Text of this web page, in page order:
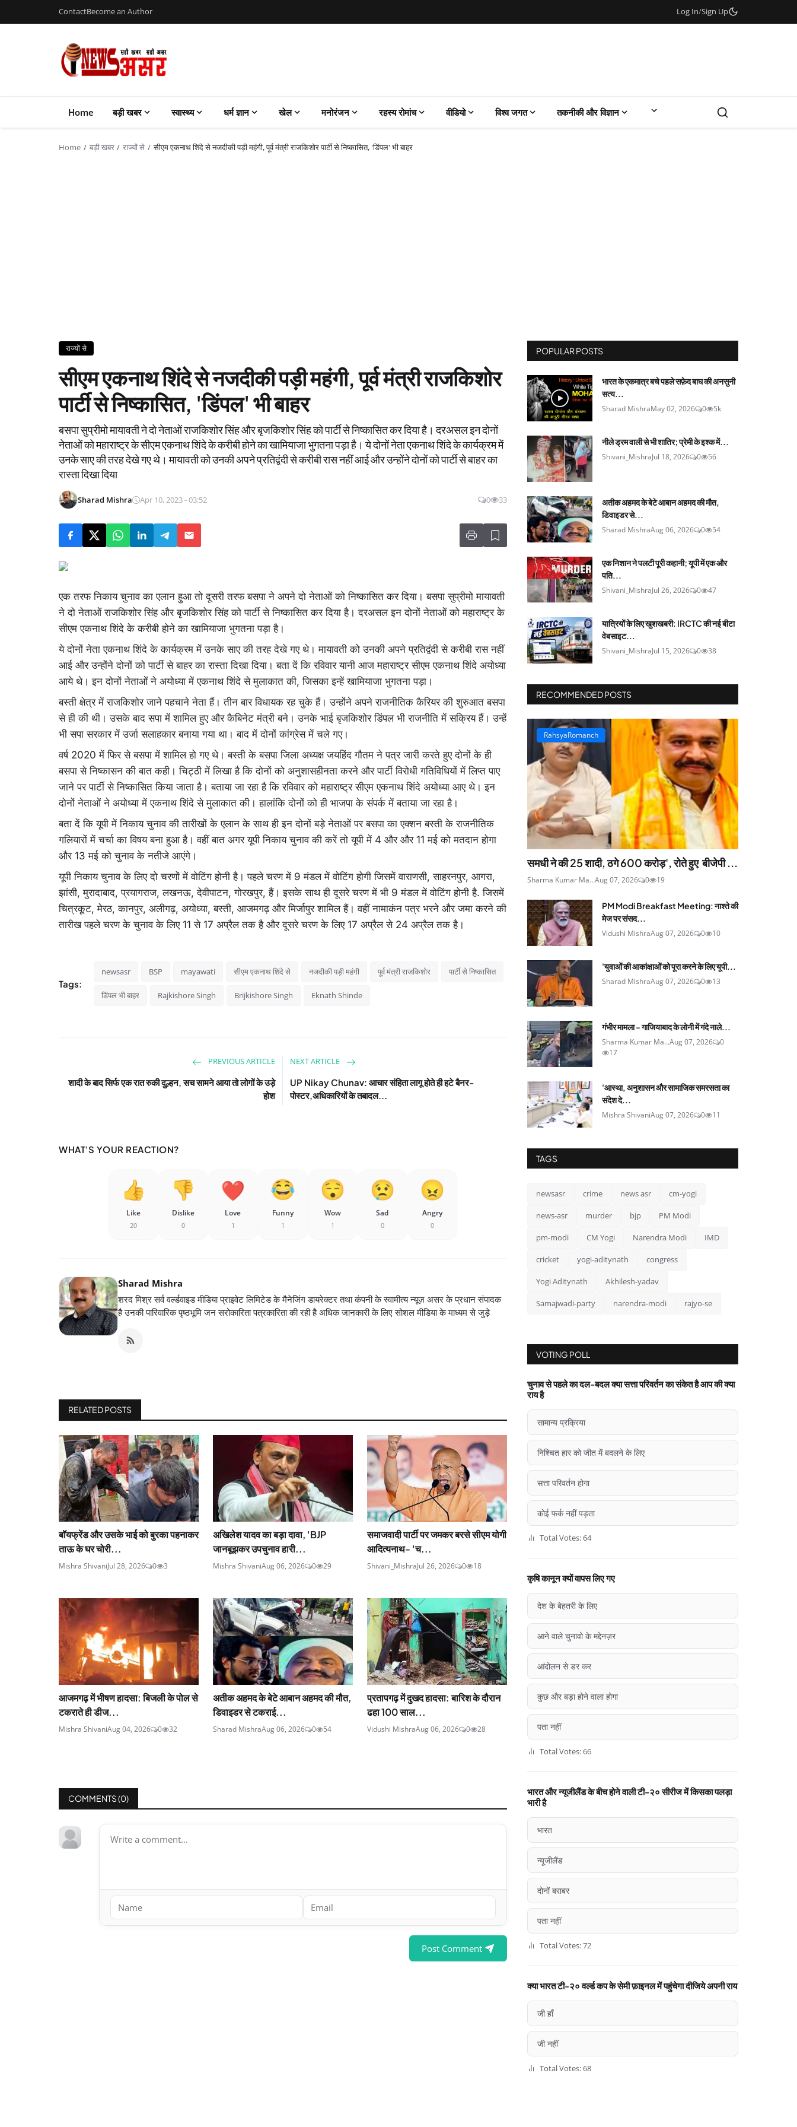
ContactBecome an Author Log In/Sign Up
Home बड़ी खबर स्वास्थ्य धर्म ज्ञान खेल मनोरंजन रहस्य रोमांच वीडियो विश्व जगत तकनीकी और विज्ञान
Home बड़ी खबर राज्यों से सीएम एकनाथ शिंदे से नजदीकी पड़ी महंगी, पूर्व मंत्री राजकिशोर पार्टी से निष्कासित, 'डिंपल' भी बाहर
राज्यों से
सीएम एकनाथ शिंदे से नजदीकी पड़ी महंगी, पूर्व मंत्री राजकिशोर
पार्टी से निष्कासित, 'डिंपल' भी बाहर
बसपा सुप्रीमो मायावती ने दो नेताओं राजकिशोर सिंह और बृजकिशोर सिंह को पार्टी से निष्कासित कर दिया है। दरअसल इन दोनों
नेताओं को महाराष्ट्र के सीएम एकनाथ शिंदे के करीबी होने का खामियाजा भुगतना पड़ा है। ये दोनों नेता एकनाथ शिंदे के कार्यक्रम में
उनके साए की तरह देखे गए थे। मायावती को उनकी अपने प्रतिद्वंदी से करीबी रास नहीं आई और उन्होंने दोनों को पार्टी से बाहर का
रास्ता दिखा दिया
Sharad Mishra Apr 10, 2023 - 03:52 0 33
एक तरफ निकाय चुनाव का एलान हुआ तो दूसरी तरफ बसपा ने अपने दो नेताओं को निष्कासित कर दिया। बसपा सुप्रीमो मायावती
ने दो नेताओं राजकिशोर सिंह और बृजकिशोर सिंह को पार्टी से निष्कासित कर दिया है। दरअसल इन दोनों नेताओं को महाराष्ट्र के
सीएम एकनाथ शिंदे के करीबी होने का खामियाजा भुगतना पड़ा है।
ये दोनों नेता एकनाथ शिंदे के कार्यक्रम में उनके साए की तरह देखे गए थे। मायावती को उनकी अपने प्रतिद्वंदी से करीबी रास नहीं
आई और उन्होंने दोनों को पार्टी से बाहर का रास्ता दिखा दिया। बता दें कि रविवार यानी आज महाराष्ट्र सीएम एकनाथ शिंदे अयोध्या
आये थे। इन दोनों नेताओं ने अयोध्या में एकनाथ शिंदे से मुलाकात की, जिसका इन्हें खामियाजा भुगतना पड़ा।
बस्ती क्षेत्र में राजकिशोर जाने पहचाने नेता हैं। तीन बार विधायक रह चुके हैं। उन्होंने अपने राजनीतिक कैरियर की शुरुआत बसपा
से ही की थी। उसके बाद सपा में शामिल हुए और कैबिनेट मंत्री बने। उनके भाई बृजकिशोर डिंपल भी राजनीति में सक्रिय हैं। उन्हें
भी सपा सरकार में उर्जा सलाहकार बनाया गया था। बाद में दोनों कांग्रेस में चले गए।
वर्ष 2020 में फिर से बसपा में शामिल हो गए थे। बस्ती के बसपा जिला अध्यक्ष जयहिंद गौतम ने पत्र जारी करते हुए दोनों के ही
बसपा से निष्कासन की बात कही। चिट्ठी में लिखा है कि दोनों को अनुशासहीनता करने और पार्टी विरोधी गतिविधियों में लिप्त पाए
जाने पर पार्टी से निष्कासित किया जाता है। बताया जा रहा है कि रविवार को महाराष्ट्र सीएम एकनाथ शिंदे अयोध्या आए थे। इन
दोनों नेताओं ने अयोध्या में एकनाथ शिंदे से मुलाकात की। हालांकि दोनों को ही भाजपा के संपर्क में बताया जा रहा है।
बता दें कि यूपी में निकाय चुनाव की तारीखों के एलान के साथ ही इन दोनों बड़े नेताओं पर बसपा का एक्शन बस्ती के राजनीतिक
गलियारों में चर्चा का विषय बना हुआ है। वहीं बात अगर यूपी निकाय चुनाव की करें तो यूपी में 4 और और 11 मई को मतदान होगा
और 13 मई को चुनाव के नतीजे आएंगे।
यूपी निकाय चुनाव के लिए दो चरणों में वोटिंग होनी है। पहले चरण में 9 मंडल में वोटिंग होगी जिसमें वाराणसी, साहरनपुर, आगरा,
झांसी, मुरादाबाद, प्रयागराज, लखनऊ, देवीपाटन, गोरखपुर, हैं। इसके साथ ही दूसरे चरण में भी 9 मंडल में वोटिंग होनी है. जिसमें
चित्रकूट, मेरठ, कानपुर, अलीगढ़, अयोध्या, बस्ती, आजमगढ़ और मिर्जापुर शामिल हैं। वहीं नामाकंन पत्र भरने और जमा करने की
तारीख पहले चरण के चुनाव के लिए 11 से 17 अप्रैल तक है और दूसरे चरण के लिए 17 अप्रैल से 24 अप्रैल तक है।
Tags:
newsasr BSP mayawati सीएम एकनाथ शिंदे से नजदीकी पड़ी महंगी पूर्व मंत्री राजकिशोर पार्टी से निष्कासित
डिंपल भी बाहर Rajkishore Singh Brijkishore Singh Eknath Shinde
PREVIOUS ARTICLE
शादी के बाद सिर्फ एक रात रुकी दुल्हन, सच सामने आया तो लोगों के उड़े
होश
NEXT ARTICLE
UP Nikay Chunav: आचार संहिता लागू होते ही हटे बैनर-
पोस्टर,अधिकारियों के तबादल...
WHAT'S YOUR REACTION?
Like
20
Dislike
0
Love
1
Funny
1
Wow
1
Sad
0
Angry
0
Sharad Mishra
शरद मिश्र सर्व वर्ल्डवाइड मीडिया प्राइवेट लिमिटेड के मैनेजिंग डायरेक्टर तथा कंपनी के स्वामीत्य न्यूज़ असर के प्रधान संपादक
है उनकी पारिवारिक पृष्ठभूमि जन सरोकारिता पत्रकारिता की रही है अधिक जानकारी के लिए सोशल मीडिया के माध्यम से जुड़े
RELATED POSTS
बॉयफ्रेंड और उसके भाई को बुरका पहनाकर
ताऊ के घर चोरी...
Mishra ShivaniJul 28, 2026 0 3
अखिलेश यादव का बड़ा दावा, 'BJP
जानबूझकर उपचुनाव हारी...
Mishra ShivaniAug 06, 2026 0 29
समाजवादी पार्टी पर जमकर बरसे सीएम योगी
आदित्यनाथ- 'च...
Shivani_MishraJul 26, 2026 0 18
आजमगढ़ में भीषण हादसा: बिजली के पोल से
टकराते ही डीज...
Mishra ShivaniAug 04, 2026 0 32
अतीक अहमद के बेटे आबान अहमद की मौत,
डिवाइडर से टकराई...
Sharad MishraAug 06, 2026 0 54
प्रतापगढ़ में दुखद हादसा: बारिश के दौरान
ढहा 100 साल...
Vidushi MishraAug 06, 2026 0 28
COMMENTS (0)
Post Comment
POPULAR POSTS
भारत के एकमात्र बचे पहले सफ़ेद बाघ की अनसुनी
सत्य...
Sharad MishraMay 02, 2026 0 5k
नीले ड्रम वाली से भी शातिर; प्रेमी के इश्‍क में...
Shivani_MishraJul 18, 2026 0 56
अतीक अहमद के बेटे आबान अहमद की मौत,
डिवाइडर से...
Sharad MishraAug 06, 2026 0 54
एक निशान ने पलटी पूरी कहानी; यूपी में एक और
पति...
Shivani_MishraJul 26, 2026 0 47
यात्रियों के लिए खुशखबरी: IRCTC की नई बीटा
वेबसाइट...
Shivani_MishraJul 15, 2026 0 38
RECOMMENDED POSTS
RahsyaRomanch
समधी ने की 25 शादी, ठगे 600 करोड़', रोते हुए बीजेपी ...
Sharma Kumar Ma...Aug 07, 2026 0 19
PM Modi Breakfast Meeting: नाश्ते की
मेज पर संसद...
Vidushi MishraAug 07, 2026 0 10
'युवाओं की आकांक्षाओं को पूरा करने के लिए यूपी...
Sharad MishraAug 07, 2026 0 13
गंभीर मामला - गाजियाबाद के लोनी में गंदे नाले...
Sharma Kumar Ma...Aug 07, 2026
0
17
'आस्था, अनुशासन और सामाजिक समरसता का
संदेश दे...
Mishra ShivaniAug 07, 2026 0 11
TAGS
newsasr crime news asr cm-yogi
news-asr murder bjp PM Modi
pm-modi CM Yogi Narendra Modi IMD
cricket yogi-aditynath congress
Yogi Aditynath Akhilesh-yadav
Samajwadi-party narendra-modi rajyo-se
VOTING POLL
चुनाव से पहले का दल-बदल क्या सत्ता परिवर्तन का संकेत है आप की क्या
राय है
सामान्य प्रक्रिया
निश्चित हार को जीत में बदलने के लिए
सत्ता परिवर्तन होगा
कोई फर्क नहीं पड़ता
Total Votes: 64
कृषि कानून क्यों वापस लिए गए
देश के बेहतरी के लिए
आने वाले चुनावो के मद्देनज़र
आंदोलन से डर कर
कुछ और बड़ा होने वाला होगा
पता नहीं
Total Votes: 66
भारत और न्यूजीलैंड के बीच होने वाली टी-२० सीरीज में किसका पलड़ा
भारी है
भारत
न्यूजीलैंड
दोनों बराबर
पता नहीं
Total Votes: 72
क्या भारत टी-२० वर्ल्ड कप के सेमी फ़ाइनल में पहुंचेगा दीजिये अपनी राय
जी हाँ
जी नहीं
Total Votes: 68